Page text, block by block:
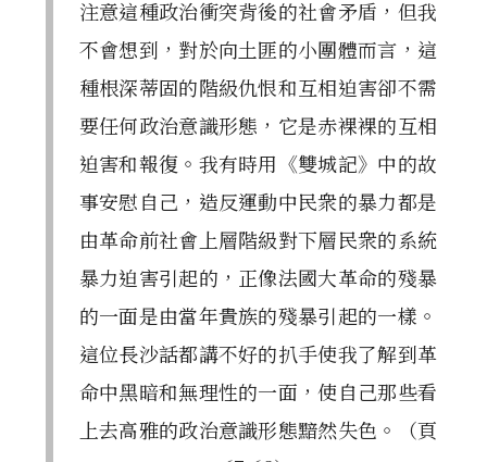
注意這種政治衝突背後的社會矛盾，但我
不會想到，對於向土匪的小團體而言，這
種根深蒂固的階級仇恨和互相迫害卻不需
要任何政治意識形態，它是赤裸裸的互相
迫害和報復。我有時用《雙城記》中的故
事安慰自己，造反運動中民衆的暴力都是
由革命前社會上層階級對下層民衆的系統
暴力迫害引起的，正像法國大革命的殘暴
的一面是由當年貴族的殘暴引起的一樣。
這位長沙話都講不好的扒手使我了解到革
命中黑暗和無理性的一面，使自己那些看
上去高雅的政治意識形態黯然失色。（頁